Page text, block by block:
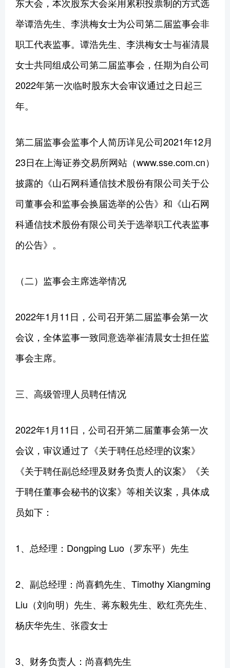
举谭浩先生、李洪梅女士为公司第二届监事会非
职工代表监事。谭浩先生、李洪梅女士与崔清晨
女士共同组成公司第二届监事会，任期为自公司
2022年第一次临时股东大会审议通过之日起三
年。
第二届监事会监事个人简历详见公司2021年12月
23日在上海证券交易所网站（www.sse.com.cn）
披露的《山石网科通信技术股份有限公司关于公
司董事会和监事会换届选举的公告》和《山石网
科通信技术股份有限公司关于选举职工代表监事
的公告》。
（二）监事会主席选举情况
2022年1月11日，公司召开第二届监事会第一次
会议，全体监事一致同意选举崔清晨女士担任监
事会主席。
三、高级管理人员聘任情况
2022年1月11日，公司召开第二届董事会第一次
会议，审议通过了《关于聘任总经理的议案》
《关于聘任副总经理及财务负责人的议案》《关
于聘任董事会秘书的议案》等相关议案，具体成
员如下：
1、总经理：Dongping Luo（罗东平）先生
2、副总经理：尚喜鹤先生、Timothy Xiangming
Liu（刘向明）先生、蒋东毅先生、欧红亮先生、
杨庆华先生、张霞女士
3、财务负责人：尚喜鹤先生